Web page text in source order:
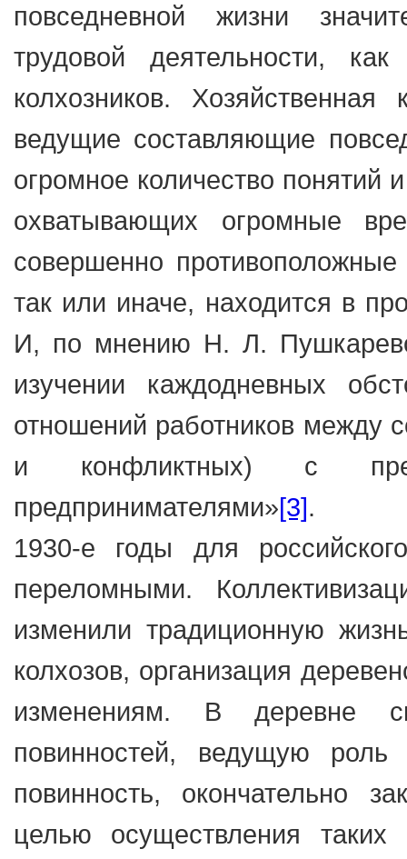
повседневной жизни
трудовой деятельности,
колхозников.
ведущие составляющие
огромное количество понятий
охватывающих огромные
совершенно
так или иначе, находится в
И, по мнению Н. Л.
изучении каждодневных
отношений работников между
и конфликтных) с
предпринимателями»[3].
1930-е годы для
переломными.
изменили традиционную
колхозов, организация
изменениям. В деревне
повинностей, ведущую роль
повинность, окончательно
целью осуществления таких